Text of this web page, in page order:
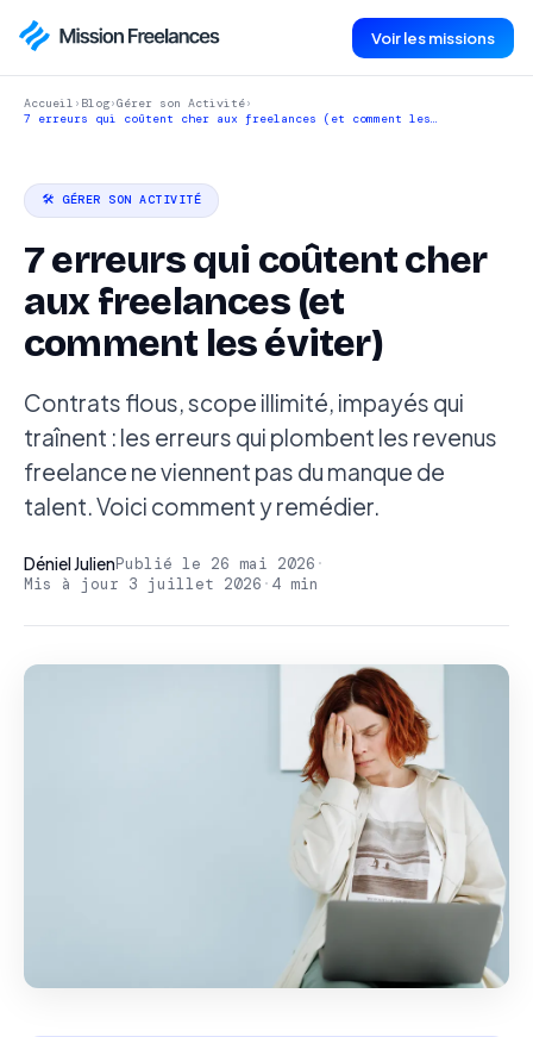
Voir les missions
Accueil › Blog›Gérer son Activité›
7 erreurs qui coûtent cher aux freelances (et comment les…
🛠️ GÉRER SON ACTIVITÉ
7 erreurs qui coûtent cher
aux freelances (et
comment les éviter)
Contrats flous, scope illimité, impayés qui
traînent : les erreurs qui plombent les revenus
freelance ne viennent pas du manque de
talent. Voici comment y remédier.
Déniel JulienPublié le 26 mai 2026 ·
Mis à jour 3 juillet 2026 · 4 min